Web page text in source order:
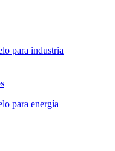
para industria
para energía